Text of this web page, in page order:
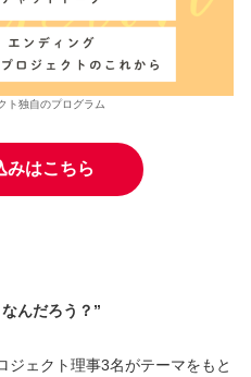
ト独自のプログラム
みはこちら
んだろう？”
ジェクト理事3名がテーマをもと